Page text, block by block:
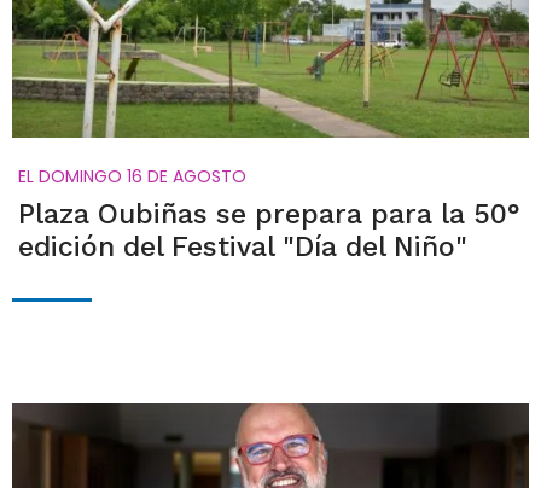
EL DOMINGO 16 DE AGOSTO
Plaza Oubiñas se prepara para la 50°
edición del Festival "Día del Niño"